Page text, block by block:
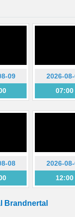
09
2026-
07:00
08
2026-
12:00
Brandnertal